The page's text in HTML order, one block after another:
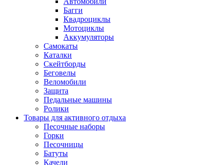
Багги
Квадроциклы
Мотоциклы
Аккумуляторы
Самокаты
Каталки
Скейтборды
Беговелы
Веломобили
Защита
Педальные машины
Ролики
Товары для активного отдыха
Песочные наборы
Горки
Песочницы
Батуты
Качели